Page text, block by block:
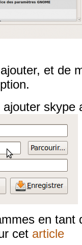
et de
skype
en tant
cet article